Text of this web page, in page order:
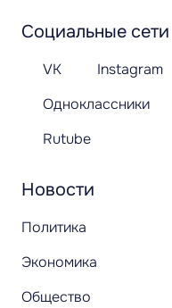
Новости
Политика
Экономика
Общество
Социальные сети
VK Instagram
Одноклассники
Rutube